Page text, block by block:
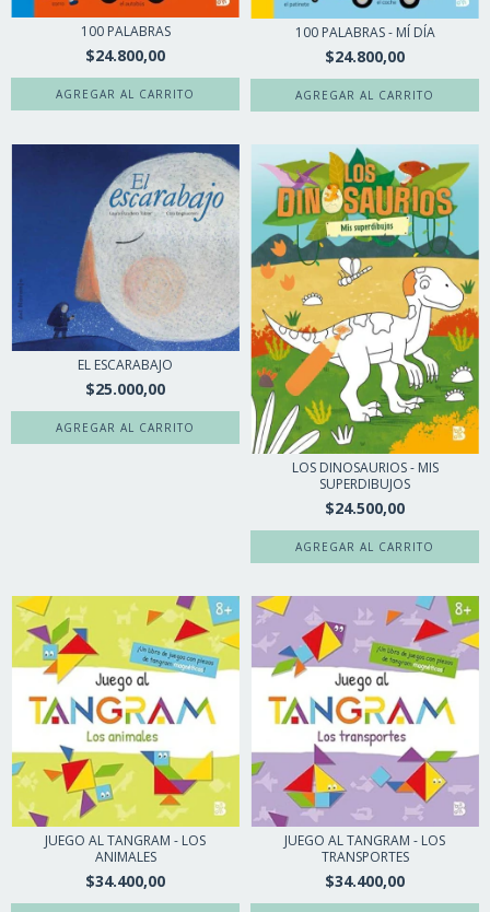
100 PALABRAS
$24.800,00
100 PALABRAS - MÍ DÍA
$24.800,00
EL ESCARABAJO
$25.000,00
LOS DINOSAURIOS - MIS
SUPERDIBUJOS
$24.500,00
JUEGO AL TANGRAM - LOS
ANIMALES
$34.400,00
JUEGO AL TANGRAM - LOS
TRANSPORTES
$34.400,00